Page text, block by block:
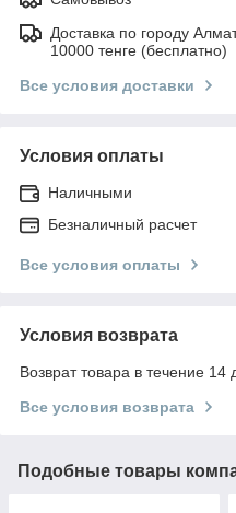
Доставка по городу
10000 тенге (бесплатно)
Все условия доставки
Условия оплаты
Наличными
Безналичный расчет
Все условия оплаты
Условия возврата
Возврат товара в течение 14
Все условия возврата
Подобные товары